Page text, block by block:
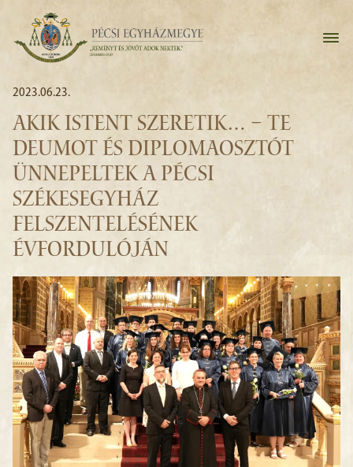
2023.06.23.
AKIK ISTENT SZERETIK… – TE
DEUMOT ÉS DIPLOMAOSZTÓT
ÜNNEPELTEK A PÉCSI
SZÉKESEGYHÁZ
FELSZENTELÉSÉNEK
ÉVFORDULÓJÁN